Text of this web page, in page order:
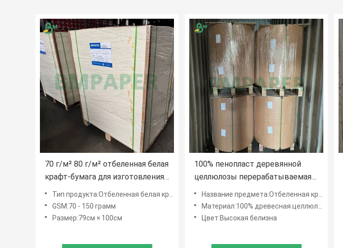
70 г/м² 80 г/м² отбеленная белая
крафт-бумага для изготовления
конвертов 79 см x 100 см
Тип продукта:Отбеленная белая крафт-бумага
GSM:70 - 150 грамм
Размер:79см × 100см
100% пенопласт деревянной
целлюлозы перерабатываемая
гладкая высокая белость
отбеленная крафт-бумага
Название предмета:Отбеленная крафт-бумага высокой белизны
Материал:100% древесная целлюлоза Вингин
Цвет:Высокая белизна